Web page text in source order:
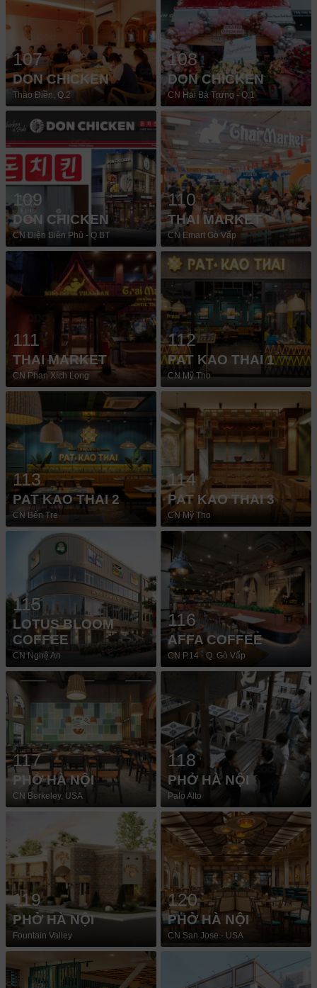
107
DON CHICKEN
Thảo Điền, Q.2
108
DON CHICKEN
CN Hai Bà Trưng - Q.1
109
DON CHICKEN
CN Điện Biên Phủ - Q.BT
110
THAI MARKET
CN Emart Gò Vấp
111
THAI MARKET
CN Phan Xích Long
112
PAT KAO THAI 1
CN Mỹ Tho
113
PAT KAO THAI 2
CN Bến Tre
114
PAT KAO THAI 3
CN Mỹ Tho
115
LOTUS BLOOM
COFFEE
CN Nghệ An
116
AFFA COFFEE
CN P.14 - Q. Gò Vấp
117
PHỞ HÀ NỘI
CN Berkeley, USA
118
PHỞ HÀ NỘI
Palo Alto
119
PHỞ HÀ NỘI
Fountain Valley
120
PHỞ HÀ NỘI
CN San Jose - USA